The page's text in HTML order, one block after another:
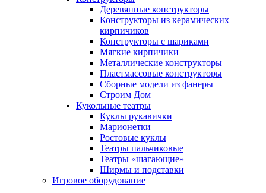
Деревянные конструкторы
Конструкторы из керамических
кирпичиков
Конструкторы с шариками
Мягкие кирпичики
Металлические конструкторы
Пластмассовые конструкторы
Сборные модели из фанеры
Строим Дом
Кукольные театры
Куклы рукавички
Марионетки
Ростовые куклы
Театры пальчиковые
Театры «шагающие»
Ширмы и подставки
Игровое оборудование